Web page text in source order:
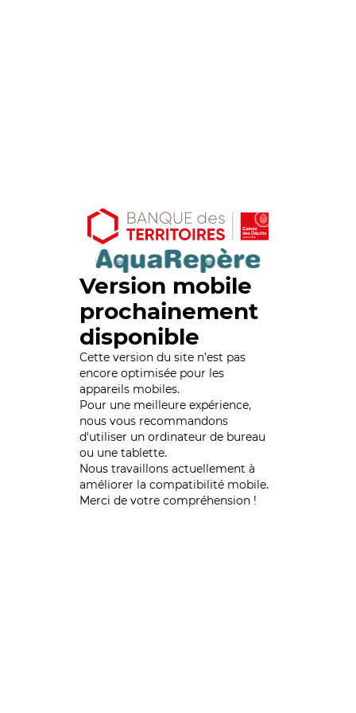
Version mobile
prochainement
disponible
Cette version du site n’est pas
encore optimisée pour les
appareils mobiles.
Pour une meilleure expérience,
nous vous recommandons
d'utiliser un ordinateur de bureau
ou une tablette.
Nous travaillons actuellement à
améliorer la compatibilité mobile.
Merci de votre compréhension !